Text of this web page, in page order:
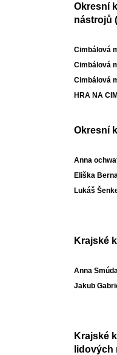
Okresní
nástrojů
Cimbálová
Cimbálová
Cimbálová
HRA NA
Okresní
Anna
Eliška
Lukáš
Krajské
Anna
Jakub
Krajské
lidových